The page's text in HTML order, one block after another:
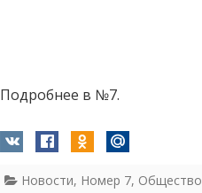
Подробнее в №7.
Новости, Номер 7, Общество